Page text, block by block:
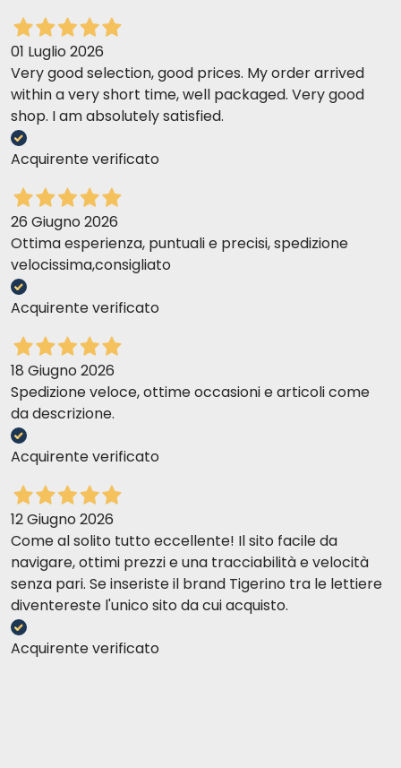
01 Luglio 2026
Very good selection, good prices. My order arrived
within a very short time, well packaged. Very good
shop. I am absolutely satisfied.
Acquirente verificato
26 Giugno 2026
Ottima esperienza, puntuali e precisi, spedizione
velocissima,consigliato
Acquirente verificato
18 Giugno 2026
Spedizione veloce, ottime occasioni e articoli come
da descrizione.
Acquirente verificato
12 Giugno 2026
Come al solito tutto eccellente! Il sito facile da
navigare, ottimi prezzi e una tracciabilità e velocità
senza pari. Se inseriste il brand Tigerino tra le lettiere
diventereste l'unico sito da cui acquisto.
Acquirente verificato